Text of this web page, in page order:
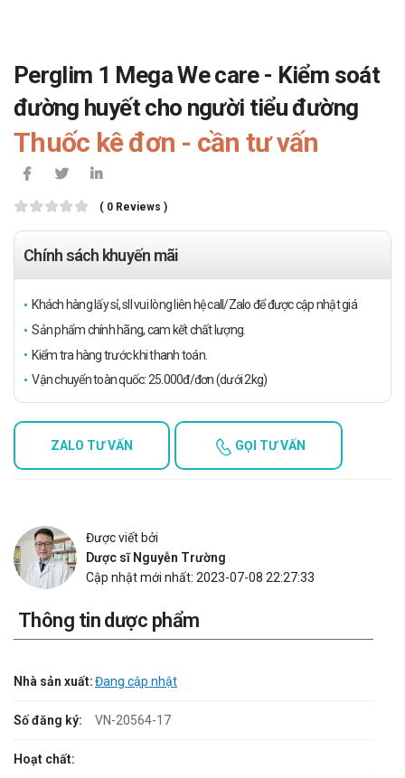
Perglim 1 Mega We care - Kiểm soát
đường huyết cho người tiểu đường
Thuốc kê đơn - cần tư vấn
( 0 Reviews )
Chính sách khuyến mãi
Khách hàng lấy sỉ, sll vui lòng liên hệ call/Zalo để được cập nhật giá
Sản phẩm chính hãng, cam kết chất lượng.
Kiểm tra hàng trước khi thanh toán.
Vận chuyển toàn quốc: 25.000đ/đơn (dưới 2kg)
ZALO TƯ VẤN GỌI TƯ VẤN
Được viết bởi
Dược sĩ Nguyễn Trường
Cập nhật mới nhất: 2023-07-08 22:27:33
Thông tin dược phẩm
Nhà sản xuất:Đang cập nhật
Số đăng ký: VN-20564-17
Hoạt chất: